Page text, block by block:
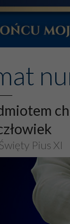
Pius XI